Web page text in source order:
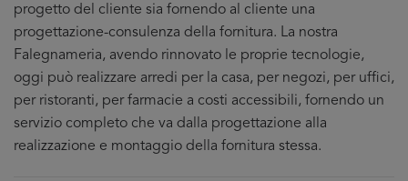
progetto del cliente sia fornendo al cliente una
progettazione-consulenza della fornitura. La nostra
Falegnameria, avendo rinnovato le proprie tecnologie,
oggi può realizzare arredi per la casa, per negozi, per uffici,
per ristoranti, per farmacie a costi accessibili, fornendo un
servizio completo che va dalla progettazione alla
realizzazione e montaggio della fornitura stessa.